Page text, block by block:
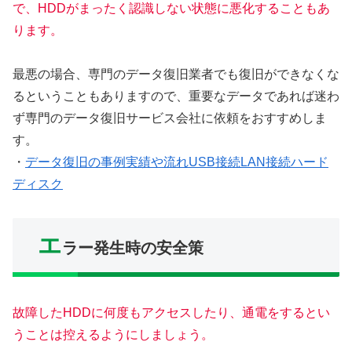
で、HDDがまったく認識しない状態に悪化することもあ
ります。
最悪の場合、専門のデータ復旧業者でも復旧ができなくな
るということもありますので、重要なデータであれば迷わ
ず専門のデータ復旧サービス会社に依頼をおすすめしま
す。
・ データ復旧の事例実績や流れUSB接続LAN接続ハード
ディスク
エラー発生時の安全策
故障したHDDに何度もアクセスしたり、通電をするとい
うことは控えるようにしましょう。